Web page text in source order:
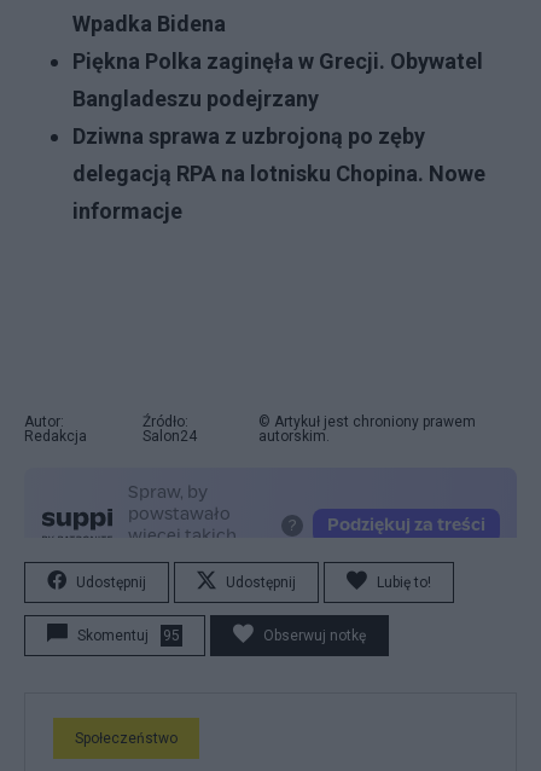
Wpadka Bidena
Piękna Polka zaginęła w Grecji. Obywatel
Bangladeszu podejrzany
Dziwna sprawa z uzbrojoną po zęby
delegacją RPA na lotnisku Chopina. Nowe
informacje
Autor:
Redakcja
Źródło:
Salon24
© Artykuł jest chroniony prawem
autorskim.
Udostępnij Udostępnij Lubię to!
Skomentuj 95 Obserwuj notkę
Społeczeństwo